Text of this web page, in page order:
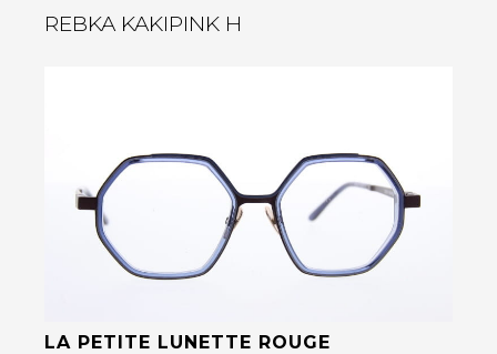
REBKA KAKIPINK H
LA PETITE LUNETTE ROUGE